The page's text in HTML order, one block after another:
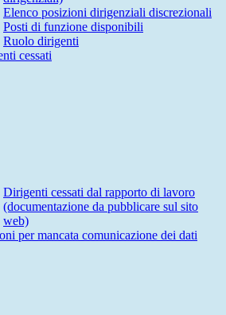
Elenco posizioni dirigenziali discrezionali
Posti di funzione disponibili
Ruolo dirigenti
cessati
Dirigenti cessati dal rapporto di lavoro
(documentazione da pubblicare sul sito
web)
per mancata comunicazione dei dati